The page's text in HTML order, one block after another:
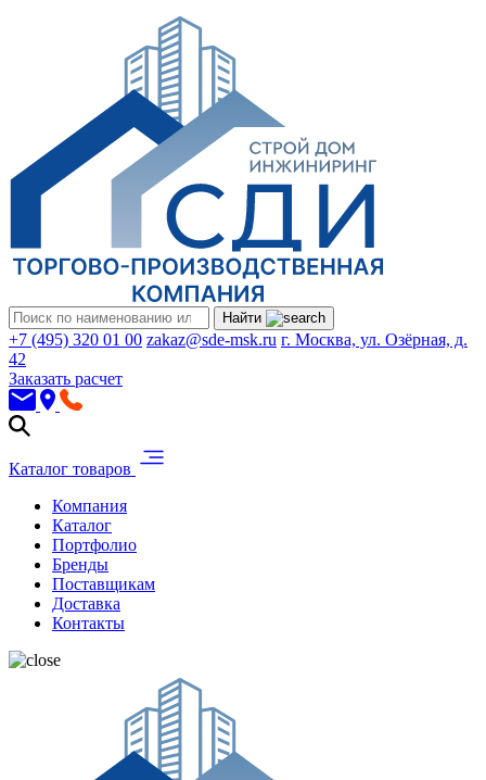
Найти
+7 (495) 320 01 00 zakaz@sde-msk.ru г. Москва, ул. Озёрная, д.
42
Заказать расчет
Каталог товаров
Компания
Каталог
Портфолио
Бренды
Поставщикам
Доставка
Контакты